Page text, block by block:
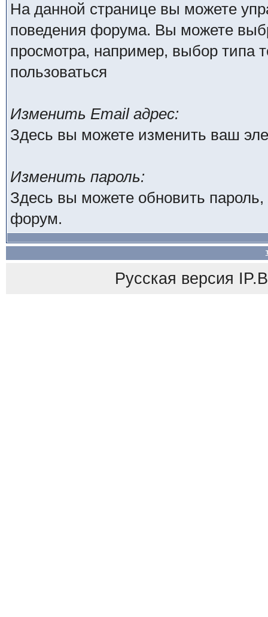
На данной странице вы можете
поведения форума. Вы можете
просмотра, например, выбор типа
пользоваться
Изменить Email адрес:
Здесь вы можете изменить ваш
Изменить пароль:
Здесь вы можете обновить
форум.
Русская версия